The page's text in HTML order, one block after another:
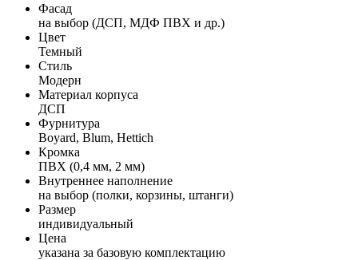
Фасад
на выбор (ДСП, МДФ ПВХ и др.)
Цвет
Темный
Стиль
Модерн
Материал корпуса
ДСП
Фурнитура
Boyard, Blum, Hettich
Кромка
ПВХ (0,4 мм, 2 мм)
Внутреннее наполнение
на выбор (полки, корзины, штанги)
Размер
индивидуальный
Цена
указана за базовую комплектацию